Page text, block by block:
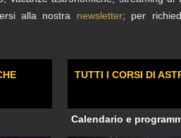
alla nostra newsletter; per
TUTTI I CORSI DI
Calendario e